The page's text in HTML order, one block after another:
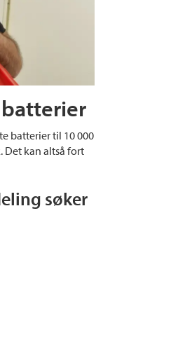
batterier til 10 000
Det kan altså fort
søker